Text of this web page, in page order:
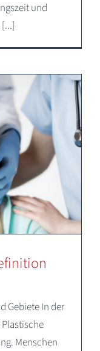
und
Gebiete In der
Menschen